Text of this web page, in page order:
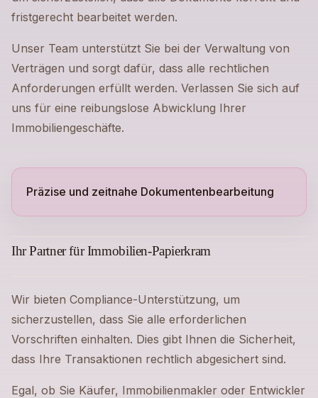
fristgerecht bearbeitet werden.
Unser Team unterstützt Sie bei der Verwaltung von
Verträgen und sorgt dafür, dass alle rechtlichen
Anforderungen erfüllt werden. Verlassen Sie sich auf
uns für eine reibungslose Abwicklung Ihrer
Immobiliengeschäfte.
Präzise und zeitnahe Dokumentenbearbeitung
Ihr Partner für Immobilien-Papierkram
Wir bieten Compliance-Unterstützung, um
sicherzustellen, dass Sie alle erforderlichen
Vorschriften einhalten. Dies gibt Ihnen die Sicherheit,
dass Ihre Transaktionen rechtlich abgesichert sind.
Egal, ob Sie Käufer, Immobilienmakler oder Entwickler